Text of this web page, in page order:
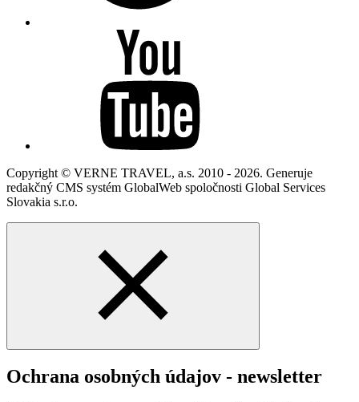
Copyright © VERNE TRAVEL, a.s. 2010 - 2026. Generuje
redakčný CMS systém GlobalWeb spoločnosti Global Services
Slovakia s.r.o.
Ochrana osobných údajov - newsletter